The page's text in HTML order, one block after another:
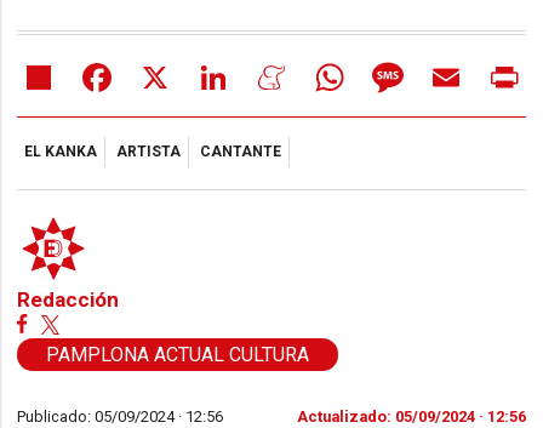
Share Facebook LinkedIn MeneameWhatsAppMessageEmail
EL KANKA ARTISTA CANTANTE
Redacción
PAMPLONA ACTUAL CULTURA
Publicado: 05/09/2024 · 12:56 Actualizado: 05/09/2024 · 12:56